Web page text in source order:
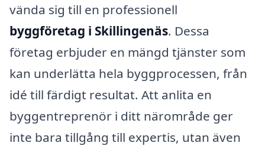
vända sig till en professionell
byggföretag i Skillingenäs. Dessa
företag erbjuder en mängd tjänster som
kan underlätta hela byggprocessen, från
idé till färdigt resultat. Att anlita en
byggentreprenör i ditt närområde ger
inte bara tillgång till expertis, utan även